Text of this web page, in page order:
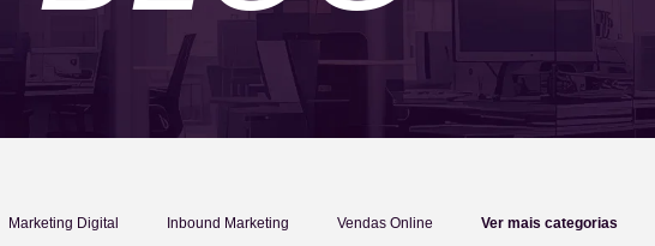
Marketing Digital Inbound Marketing Vendas Online Ver mais categorias